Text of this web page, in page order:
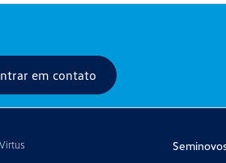
em contato
Virtus